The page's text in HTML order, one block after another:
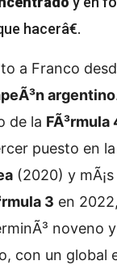
hacerâ€.
a Franco
argentino
de la FÃ³rmula
puesto en la
(2020) y
3 en
noveno
con un global